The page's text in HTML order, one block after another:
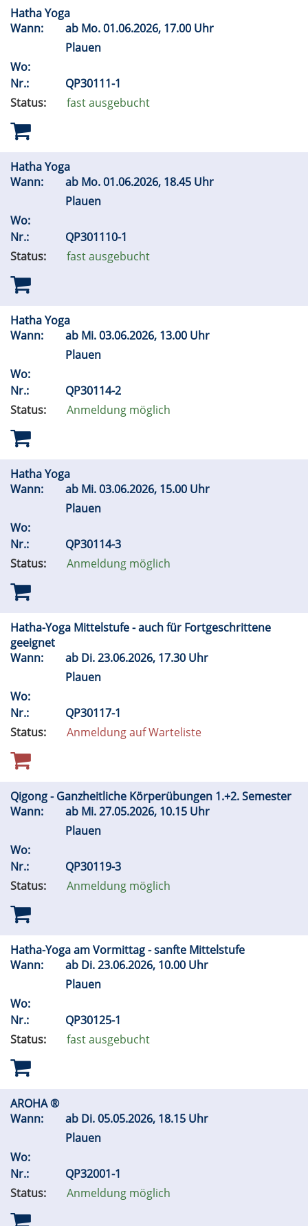
Hatha Yoga
Wann:
ab Mo.01.06.2026, 17.00 Uhr
Plauen
Wo:
Nr.:
QP30111-1
Status:
fast ausgebucht
Hatha Yoga
Wann:
ab Mo.01.06.2026, 18.45 Uhr
Plauen
Wo:
Nr.:
QP301110-1
Status:
fast ausgebucht
Hatha Yoga
Wann:
ab Mi.03.06.2026, 13.00 Uhr
Plauen
Wo:
Nr.:
QP30114-2
Status:
Anmeldung möglich
Hatha Yoga
Wann:
ab Mi.03.06.2026, 15.00 Uhr
Plauen
Wo:
Nr.:
QP30114-3
Status:
Anmeldung möglich
Hatha-Yoga Mittelstufe - auch für Fortgeschrittene
geeignet
Wann:
ab Di.23.06.2026, 17.30 Uhr
Plauen
Wo:
Nr.:
QP30117-1
Status:
Anmeldung auf Warteliste
Qigong - Ganzheitliche Körperübungen 1.+2. Semester
Wann:
ab Mi.27.05.2026, 10.15 Uhr
Plauen
Wo:
Nr.:
QP30119-3
Status:
Anmeldung möglich
Hatha-Yoga am Vormittag - sanfte Mittelstufe
Wann:
ab Di.23.06.2026, 10.00 Uhr
Plauen
Wo:
Nr.:
QP30125-1
Status:
fast ausgebucht
AROHA ®
Wann:
ab Di.05.05.2026, 18.15 Uhr
Plauen
Wo:
Nr.:
QP32001-1
Status:
Anmeldung möglich